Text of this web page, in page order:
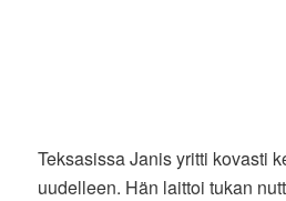
Teksasissa Janis yritti kovasti
uudelleen. Hän laittoi tukan